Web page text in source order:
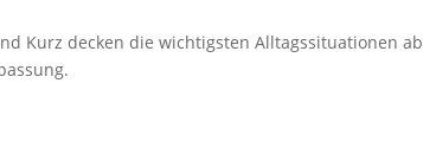
Kurz decken die wichtigsten Alltagssituationen